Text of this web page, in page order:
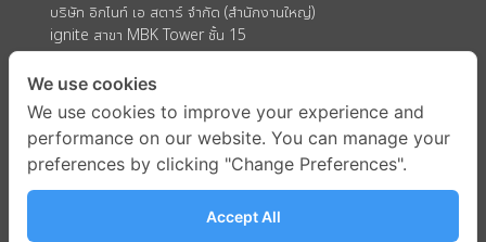
บริษัท อิกไนท์ เอ สตาร์ จำกัด (สำนักงานใหญ่)
ignite สาขา MBK Tower ชั้น 15
ถนนพญาไท แขวงวังใหม่ เขตปทุมวัน กรุงเทพมหานคร 10330
We use cookies
We use cookies to improve your experience and
performance on our website. You can manage your
preferences by clicking "Change Preferences".
Accept All